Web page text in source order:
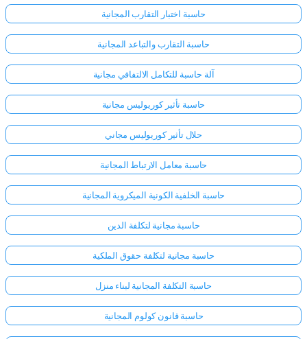
حاسبة اختبار التقارب المجانية
حاسبة التقارب والتباعد المجانية
آلة حاسبة للتكامل الالتفافي مجانية
حاسبة تأثير كوريوليس مجانية
حلال تأثير كوريوليس مجاني
حاسبة معامل الارتباط المجانية
حاسبة الخلفية الكونية الميكروية المجانية
حاسبة مجانية لتكلفة الدين
حاسبة مجانية لتكلفة حقوق الملكية
حاسبة التكلفة المجانية لبناء منزل
حاسبة قانون كولوم المجانية